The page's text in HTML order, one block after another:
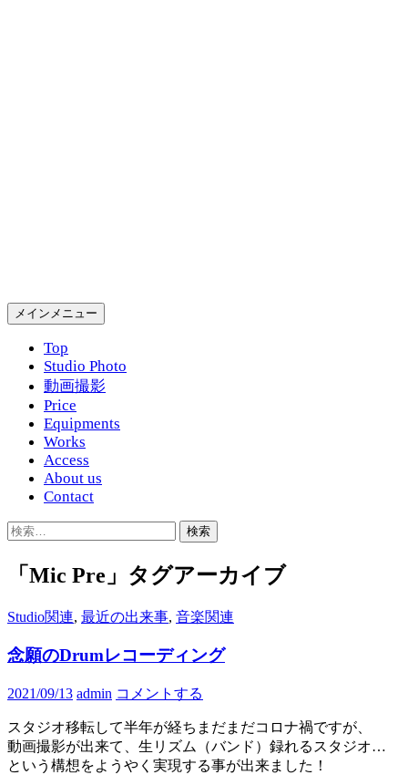
検
索
メインメニュー
Top
Studio Photo
動画撮影
Price
Equipments
Works
Access
About us
Contact
検
「Mic Pre」タグアーカイブ
Studio関連, 最近の出来事, 音楽関連
念願のDrumレコーディング
2021/09/13 admin コメントする
スタジオ移転して半年が経ちまだまだコロナ禍ですが、
動画撮影が出来て、生リズム（バンド）録れるスタジオ…
という構想をようやく実現する事が出来ました！